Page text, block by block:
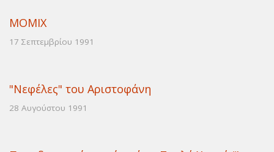
MOMIX
17 Σεπτεμβρίου 1991
"Νεφέλες" του Αριστοφάνη
28 Αυγούστου 1991